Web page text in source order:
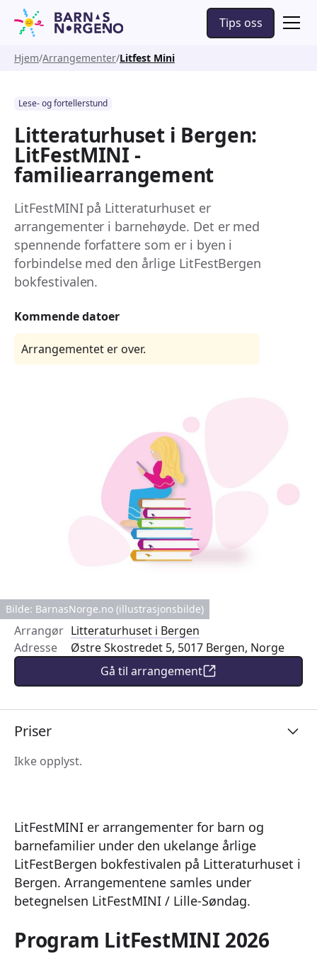
Tips oss
Hjem Arrangementer Litfest Mini
Lese- og fortellerstund
Litteraturhuset i Bergen:
LitFestMINI -
familiearrangement
LitFestMINI på Litteraturhuset er
arrangementer i barnehøyde. Det er med
spennende forfattere som er i byen i
forbindelse med den årlige LitFestBergen
bokfestivalen.
Kommende datoer
Arrangementet er over.
Bilde: BarnasNorge.no (illustrasjonsbilde)
Arrangør Litteraturhuset i Bergen
Adresse
Østre Skostredet 5, 5017 Bergen, Norge
Gå til arrangement
Priser
Ikke opplyst.
LitFestMINI er arrangementer for barn og
barnefamilier under den ukelange årlige
LitFestBergen bokfestivalen på Litteraturhuset i
Bergen. Arrangementene samles under
betegnelsen LitFestMINI / Lille-Søndag.
Program LitFestMINI 2026